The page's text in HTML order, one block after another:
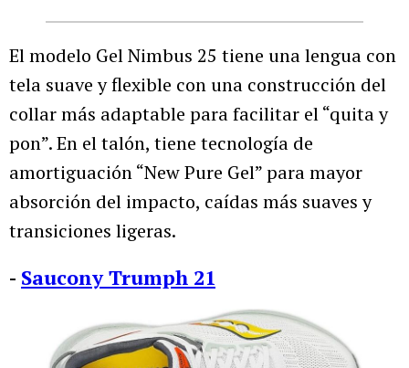
El modelo Gel Nimbus 25 tiene una lengua con
tela suave y flexible con una construcción del
collar más adaptable para facilitar el “quita y
pon”. En el talón, tiene tecnología de
amortiguación “New Pure Gel” para mayor
absorción del impacto, caídas más suaves y
transiciones ligeras.
- Saucony Trumph 21